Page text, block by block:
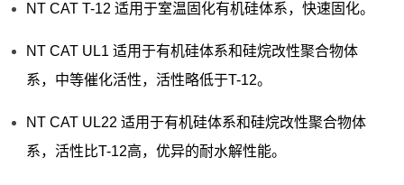
NT CAT T-12 适用于室温固化有机硅体系，快速固化。
NT CAT UL1 适用于有机硅体系和硅烷改性聚合物体
系，中等催化活性，活性略低于T-12。
NT CAT UL22 适用于有机硅体系和硅烷改性聚合物体
系，活性比T-12高，优异的耐水解性能。